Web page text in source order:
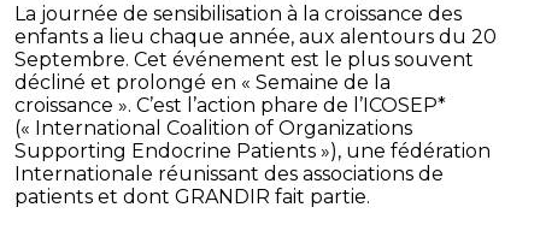
La journée de sensibilisation à la croissance des
enfants a lieu chaque année, aux alentours du 20
Septembre. Cet événement est le plus souvent
décliné et prolongé en « Semaine de la
croissance ». C’est l’action phare de l’ICOSEP*
(« International Coalition of Organizations
Supporting Endocrine Patients »), une fédération
Internationale réunissant des associations de
patients et dont GRANDIR fait partie.